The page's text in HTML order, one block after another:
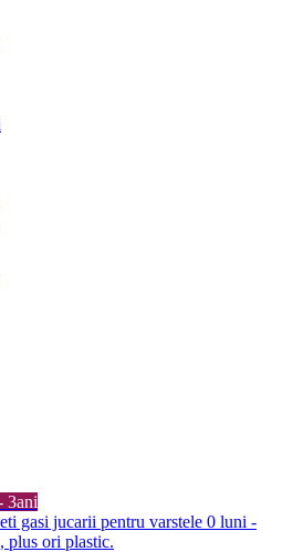
3ani
gasi jucarii pentru varstele 0 luni -
plus ori plastic.